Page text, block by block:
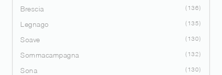
Brescia
136
Legnago 135
Soave 130
Sommacampagna 132
Sona 130